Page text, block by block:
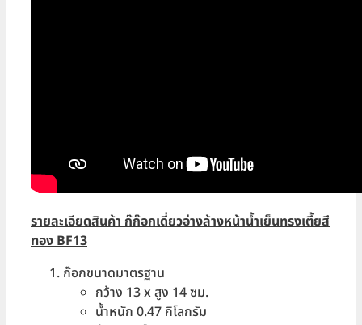
รายละเอียดสินค้า ก๊ก๊อกเดี่ยวอ่างล้างหน้าน้ำเย็นทรงเตี้ยสี
ทอง BF13
ก๊อกขนาดมาตรฐาน
กว้าง 13 x สูง 14 ซม.
น้ำหนัก 0.47 กิโลกรัม